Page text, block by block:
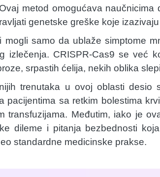
metod omogućava naučnicima
genetske greške koje
mogli samo da ublaže simptome
izlečenja. CRISPR-Cas9 se već
srpastih ćelija, nekih oblika
trenutaka u ovoj oblasti desio
pacijentima sa retkim bolestima
transfuzijama. Međutim, iako je
dileme i pitanja bezbednosti
standardne medicinske prakse.